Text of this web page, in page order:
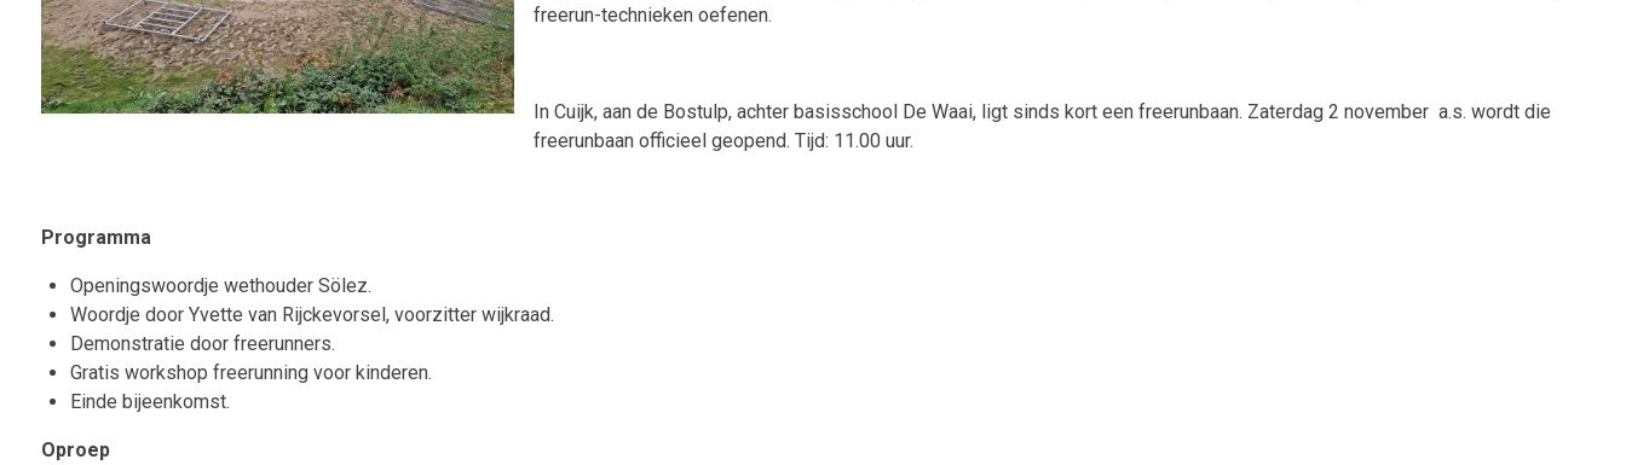
freerun-technieken oefenen.
In Cuijk, aan de Bostulp, achter basisschool De Waai, ligt sinds kort een freerunbaan. Zaterdag 2 november a.s. wordt die
freerunbaan officieel geopend. Tijd: 11.00 uur.
Programma
Openingswoordje wethouder Sölez.
Woordje door Yvette van Rijckevorsel, voorzitter wijkraad.
Demonstratie door freerunners.
Gratis workshop freerunning voor kinderen.
Einde bijeenkomst.
Oproep